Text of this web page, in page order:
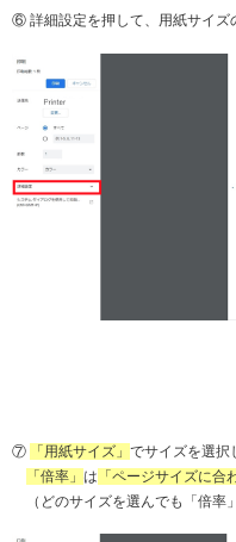
⑥ 詳細設定を押して、用紙サイズ
⑦ 「用紙サイズ」 でサイズを選択
「倍率」 は 「ページサイズに合
（どのサイズを選んでも「倍率